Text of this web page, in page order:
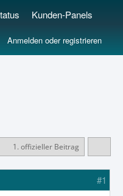
Kunden-Panels
Anmelden oder registrieren
1. offizieller Beitrag
#1